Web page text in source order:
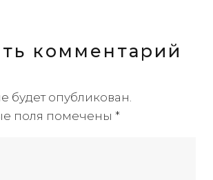
комментарий
будет опубликован.
поля помечены *